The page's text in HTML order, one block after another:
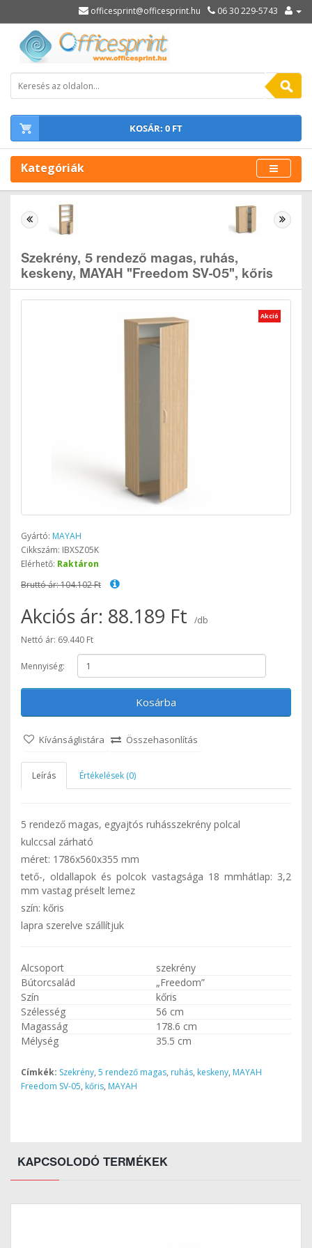
officesprint@officesprint.hu 06 30 229-5743
KOSÁR: 0 FT
Kategóriák
Szekrény, 5 rendező magas, ruhás,
keskeny, MAYAH "Freedom SV-05", kőris
Akció
Gyártó: MAYAH
Cikkszám: IBXSZ05K
Elérhető: Raktáron
Bruttó ár: 104.102 Ft
Akciós ár: 88.189 Ft
/db
Nettó ár: 69.440 Ft
Mennyiség:
Kosárba
Kívánságlistára Összehasonlítás
Leírás Értékelések (0)
5 rendező magas, egyajtós ruhásszekrény polcal
kulccsal zárható
méret: 1786x560x355 mm
tető-, oldallapok és polcok vastagsága 18 mmhátlap: 3,2
mm vastag préselt lemez
szín: kőris
lapra szerelve szállítjuk
Alcsoport
szekrény
Bútorcsalád
„Freedom”
Szín
kőris
Szélesség
56 cm
Magasság
178.6 cm
Mélység
35.5 cm
Címkék: Szekrény, 5 rendező magas, ruhás, keskeny, MAYAH
Freedom SV-05, kőris, MAYAH
KAPCSOLODÓ TERMÉKEK